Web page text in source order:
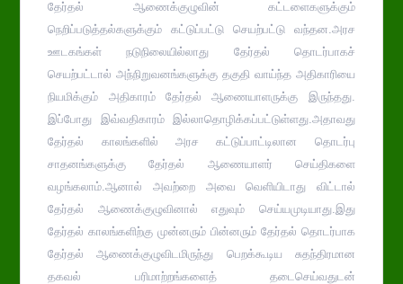
தேர்தல் ஆணைக்குழுவின் கட்டளைகளுக்கும்
நெறிப்படுத்தல்களுக்கும் கட்டுப்பட்டு செயற்பட்டு வந்தன.அரச
ஊடகங்கள் நடுநிலையில்லாது தேர்தல் தொடர்பாகச்
செயற்பட்டால் அந்நிறுவனங்களுக்கு தகுதி வாய்ந்த அதிகாரியை
நியமிக்கும் அதிகாரம் தேர்தல் ஆணையாளருக்கு இருந்தது.
இப்போது இவ்வதிகாரம் இல்லாதொழிக்கப்பட்டுள்ளது.அதாவது
தேர்தல் காலங்களில் அரச கட்டுப்பாட்டிலான தொடர்பு
சாதனங்களுக்கு தேர்தல் ஆணையாளர் செய்திகளை
வழங்கலாம்.ஆனால் அவற்றை அவை வெளியிடாது விட்டால்
தேர்தல் ஆணைக்குழுவினால் எதுவும் செய்யமுடியாது.இது
தேர்தல் காலங்களிற்கு முன்னரும் பின்னரும் தேர்தல் தொடர்பாக
தேர்தல் ஆணைக்குழுவிடமிருந்து பெறக்கூடிய சுதந்திரமான
தகவல் பரிமாற்றங்களைத் தடைசெய்வதுடன்